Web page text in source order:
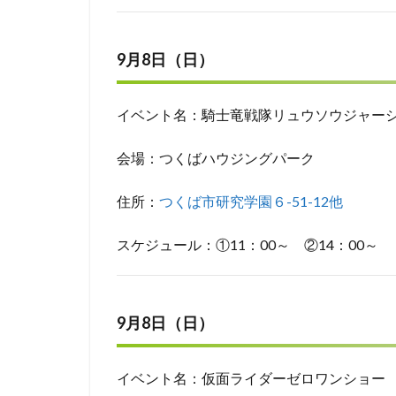
9月8日（日）
イベント名：騎士竜戦隊リュウソウジャー
会場：つくばハウジングパーク
住所： つくば市研究学園６-51-12他
スケジュール：①11：00～ ②14：00～
9月8日（日）
イベント名：仮面ライダーゼロワンショー